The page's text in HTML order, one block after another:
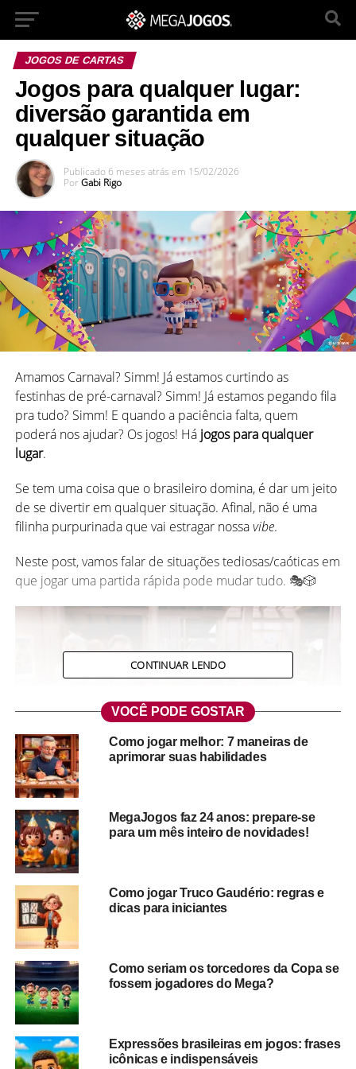
JOGOS DE CARTAS
Jogos para qualquer lugar:
diversão garantida em
qualquer situação
Publicado 6 meses atrás em 15/02/2026
Por Gabi Rigo
Amamos Carnaval? Simm! Já estamos curtindo as
festinhas de pré-carnaval? Simm! Já estamos pegando fila
pra tudo? Simm! E quando a paciência falta, quem
poderá nos ajudar? Os jogos! Hájogos para qualquer
lugar.
Se tem uma coisa que o brasileiro domina, é dar um jeito
de se divertir em qualquer situação. Afinal, não é uma
filinha purpurinada que vai estragar nossavibe.
Neste post, vamos falar de situações tediosas/caóticas em
que jogar uma partida rápida pode mudar tudo. 🎭🎲
Jogos para qualquer lugar:
porque o tédio não espera
Todo folião sabe que nem só de samba e confete se vive
num carnaval. Esperar o Uber, esperar a comida, esperar
a fila do banheiro químico, tudo isso também faz parte.
Porém, não é motivo para você deixar o humor azedar.
Para manter a mente longe da bexiga apertada e do
CONTINUAR LENDO
VOCÊ PODE GOSTAR
Como jogar melhor: 7 maneiras de
aprimorar suas habilidades
MegaJogos faz 24 anos: prepare-se
para um mês inteiro de novidades!
Como jogar Truco Gaudério: regras e
dicas para iniciantes
Como seriam os torcedores da Copa se
fossem jogadores do Mega?
Expressões brasileiras em jogos: frases
icônicas e indispensáveis